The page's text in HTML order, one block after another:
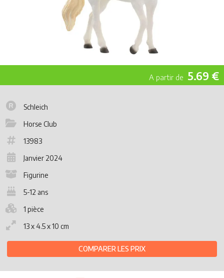
5.69 €
Schleich
Horse Club
13983
Janvier 2024
Figurine
5-12 ans
1 pièce
13 x 4.5 x 10 cm
COMPARER LES PRIX